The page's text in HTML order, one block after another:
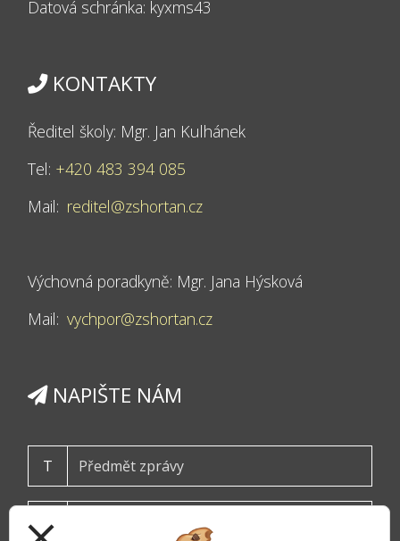
Datová schránka: kyxms43
KONTAKTY
Ředitel školy: Mgr. Jan Kulhánek
Tel: +420 483 394 085
Mail: reditel@zshortan.cz
Výchovná poradkyně: Mgr. Jana Hýsková
Mail: vychpor@zshortan.cz
NAPIŠTE NÁM
T